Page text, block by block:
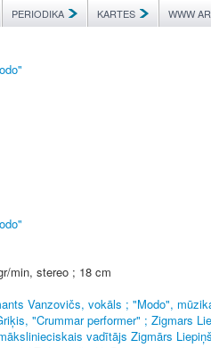
PERIODIKA KARTES WWW
min, stereo ; 18 cm
Vanzovičs, vokāls ; "Modo",
"Crummar performer" ; Zigmars
vadītājs Zigmārs Liepiņš